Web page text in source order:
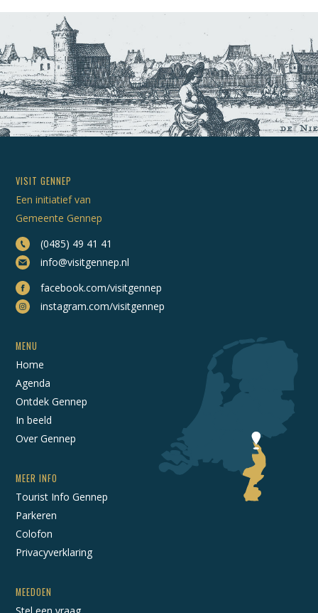
VISIT GENNEP
Een initiatief van
Gemeente Gennep
(0485) 49 41 41
info@visitgennep.nl
facebook.com/visitgennep
instagram.com/visitgennep
MENU
Home
Agenda
Ontdek Gennep
In beeld
Over Gennep
MEER INFO
Tourist Info Gennep
Parkeren
Colofon
Privacyverklaring
MEEDOEN